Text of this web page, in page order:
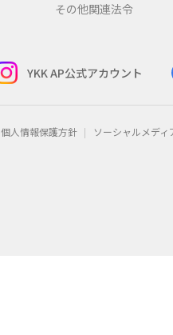
その他関連法令
YKK AP公式アカウント
個人情報保護方針 ソーシャルメデ